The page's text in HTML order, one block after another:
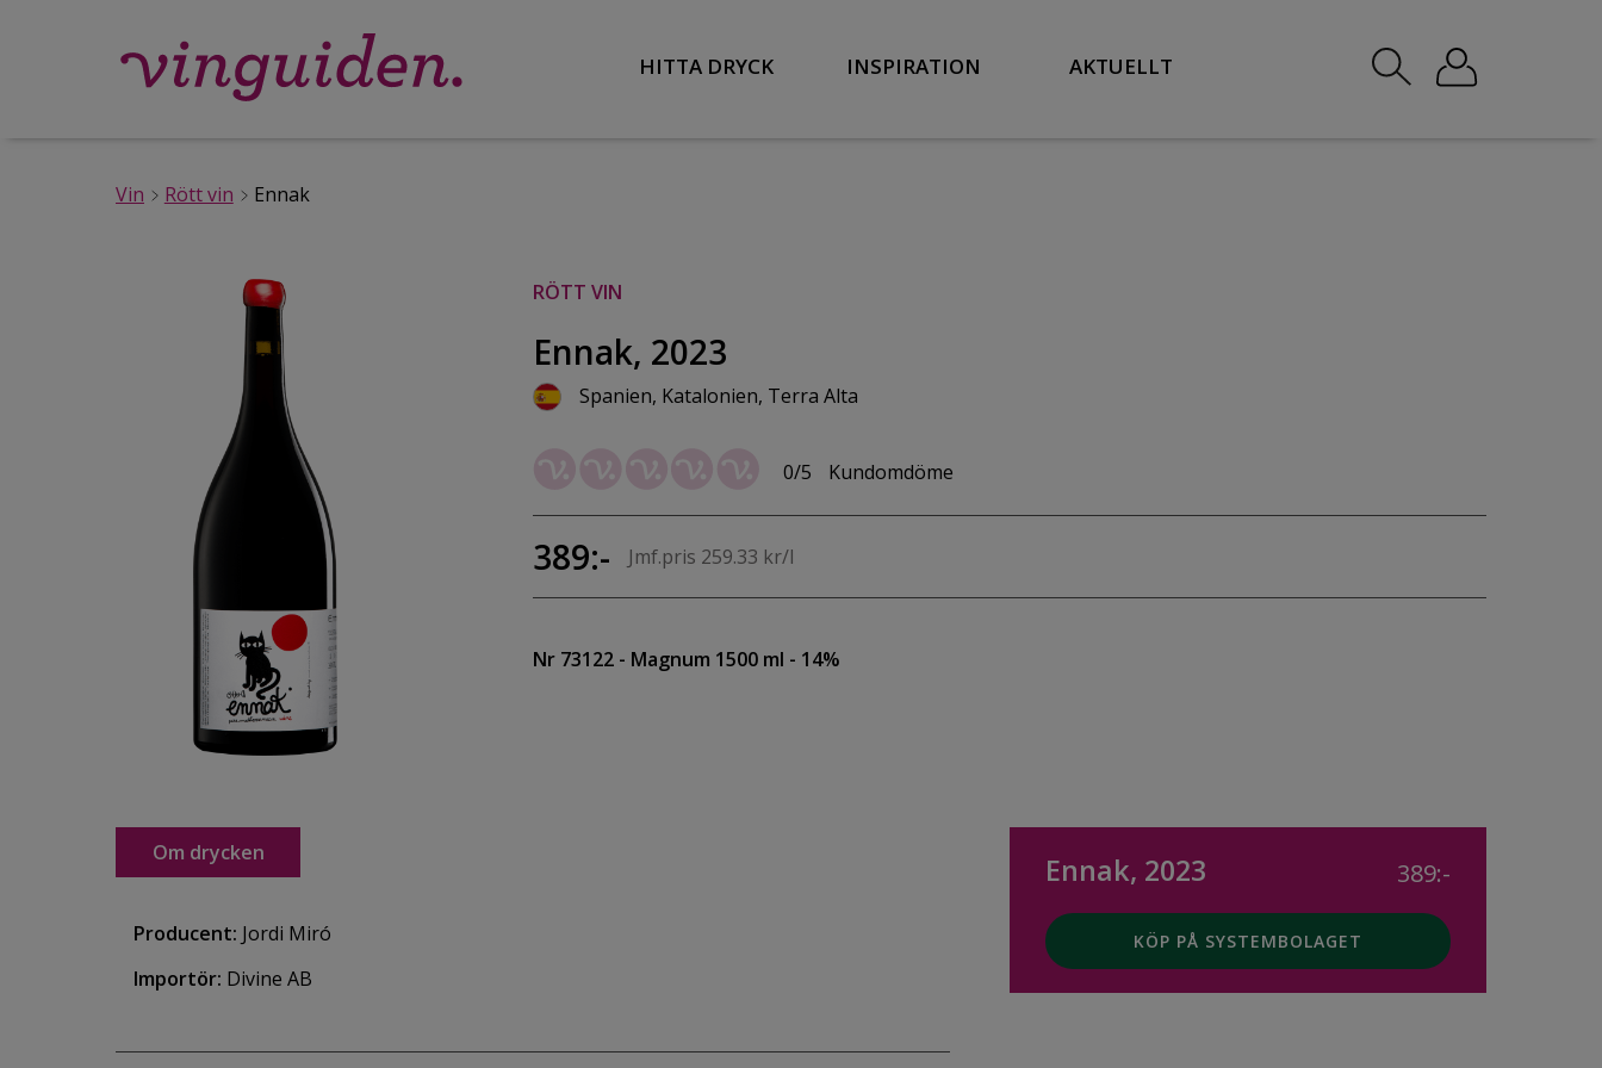
HITTA DRYCK INSPIRATION AKTUELLT
Vin Rött vin Ennak
RÖTT VIN
Ennak, 2023
Spanien, Katalonien, Terra Alta
0/5 Kundomdöme
389:- Jmf.pris 259.33 kr/l
Nr 73122 - Magnum 1500 ml - 14%
Ennak, 2023 389:-
KÖP PÅ SYSTEMBOLAGET
Om drycken
Producent: Jordi Miró
Importör: Divine AB